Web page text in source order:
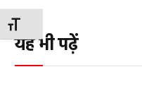
TOGGLE FONT SIZE
यह भी पढ़ें